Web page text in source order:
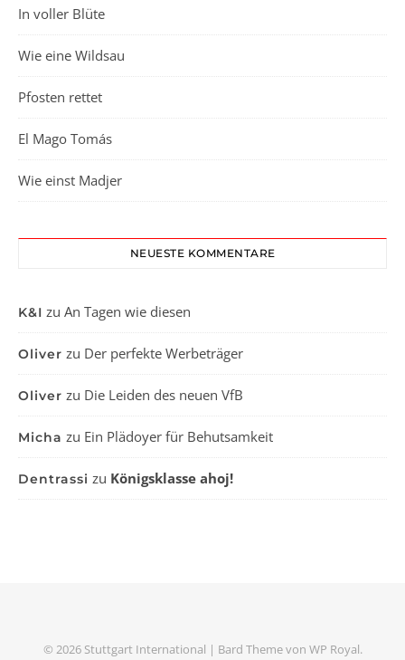
In voller Blüte
Wie eine Wildsau
Pfosten rettet
El Mago Tomás
Wie einst Madjer
NEUESTE KOMMENTARE
K&I zu An Tagen wie diesen
Oliver zu Der perfekte Werbeträger
Oliver zu Die Leiden des neuen VfB
Micha zu Ein Plädoyer für Behutsamkeit
Dentrassi zu Königsklasse ahoj!
© 2026 Stuttgart International | Bard Theme von WP Royal.